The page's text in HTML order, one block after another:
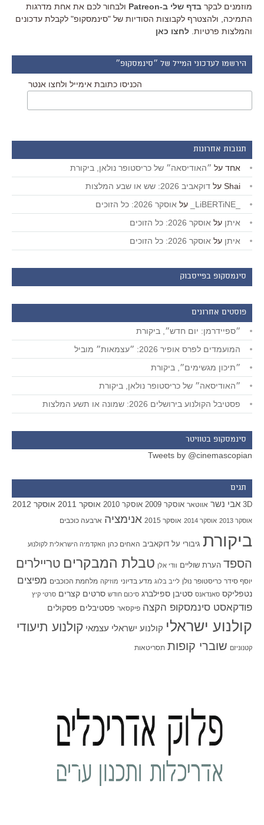
מוזמנים לבקר בדף שלי ב-Patreon
ולבחור לכם את אחת מדרגות
התמיכה, ולהצטרף לקבוצות הסודיות של "סינמסקופ" לקבלת עדכונים
והמלצות פרטיות. לחצו כאן
הירשמו לעדכוני המייל של ״סינמסקופ״
הכניסו כתובת אימייל ולחצו אנטר
תגובות אחרונות
אחד על ״האודיסאה״ של כריסטופר נולאן, ביקורת
Shai על דוקאביב 2026: שש או שבע המלצות
על אוסקר 2026: כל הזוכים
איתן על אוסקר 2026: כל הזוכים
איתן על אוסקר 2026: כל הזוכים
סינמסקופ בפייסבוק
פוסטים אחרונים
״ספיידרמן: יום חדש״, ביקורת
המועמדים לפרס אופיר 2026: ״עצמאות״ מוביל
״תיכון מגשימים״, ביקורת
״האודיסאה״ של כריסטופר נולאן, ביקורת
פסטיבל הקולנוע בירושלים 2026: שמונה או תשע המלצות
סינמסקופ בטוויטר
Tweets by @cinemascopian
תגים
3D אבי נשר אווטאר אוסקר 2009 אוסקר 2010 אוסקר 2011 אוסקר 2012
אוסקר 2013 אוסקר 2014 אוסקר 2015 אנימציה ארבעה כוכבים
ביקורת גיבורי על דוקאביב האחים כהן האקדמיה הישראלית לקולנוע
הספד הערת שוליים וודי אלן טבלת המבקרים טריילרים
יוסף סידר כריסטופר נולן לייב בלוג מדע בדיוני מוזיקה מלחמת הכוכבים מפיצים
נטפליקס סאנדאנס סטיבן ספילברג סיכום חודש סרטים קצרים סרטי קיץ
פודקאסט סינמסקופ הקצה פיקסאר פסטיבלים פסקולים
קולנוע ישראלי קולנוע ישראלי עצמאי קולנוע תיעודי
קטנוניזם שוברי קופות תסריטאות